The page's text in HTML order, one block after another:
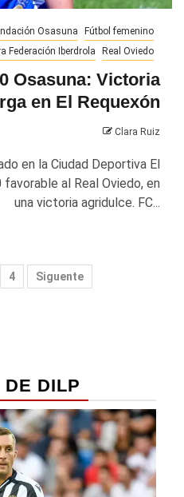
Osasuna
Fútbol femenino
Federación Iberdrola
Real Oviedo
Osasuna: Victoria
en El Requexón
Clara Ruiz
en la Ciudad Deportiva El
al Real Oviedo, en
una victoria agridulce. FC...
4 Siguente
DE DILP